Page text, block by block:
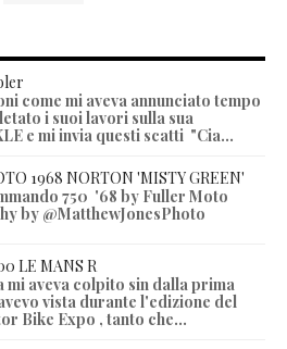
come mi aveva annunciato tempo
i suoi lavori sulla sua
e mi invia questi scatti "Cia...
1968 NORTON 'MISTY GREEN'
750 '68 by Fuller Moto
by @MatthewJonesPhoto
LE MANS R
mi aveva colpito sin dalla prima
vista durante l'edizione del
Bike Expo , tanto che...